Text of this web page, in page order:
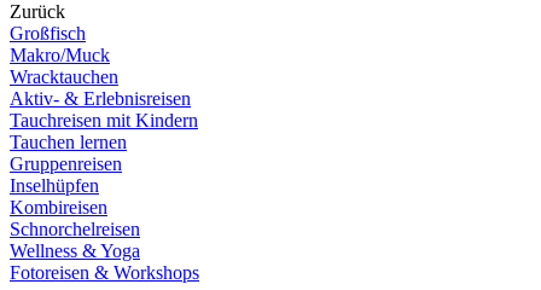
Zurück
Großfisch
Makro/Muck
Wracktauchen
Aktiv- & Erlebnisreisen
Tauchreisen mit Kindern
Tauchen lernen
Gruppenreisen
Inselhüpfen
Kombireisen
Schnorchelreisen
Wellness & Yoga
Fotoreisen & Workshops